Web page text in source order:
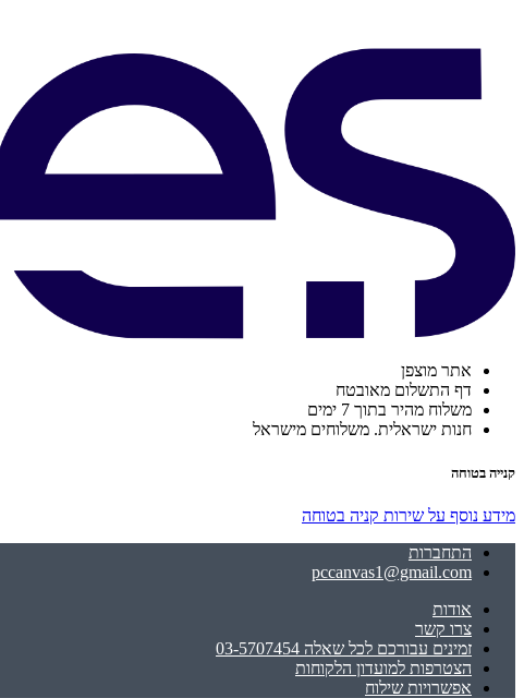
אתר מוצפן
דף התשלום מאובטח
משלוח מהיר בתוך 7 ימים
חנות ישראלית. משלוחים מישראל
קנייה בטוחה
מידע נוסף על שירות קניה בטוחה
התחברות
pccanvas1@gmail.com
אודות
צרו קשר
זמינים עבורכם לכל שאלה 03-5707454
הצטרפות למועדון הלקוחות
אפשרויות שילוח